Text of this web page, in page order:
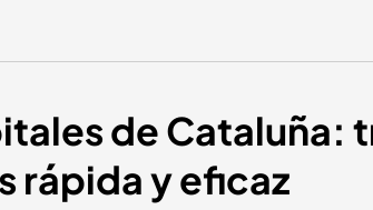
de Cataluña:
rápida y eficaz